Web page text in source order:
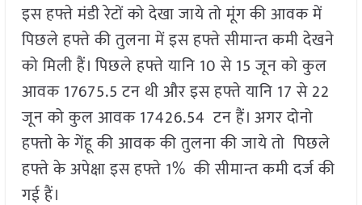
इस हफ्ते मंडी रेटों को देखा जाये तो मूंग की आवक में
पिछले हफ्ते की तुलना में इस हफ्ते सीमान्त कमी देखने
को मिली हैं। पिछले हफ्ते यानि 10 से 15 जून को कुल
आवक 17675.5 टन थी और इस हफ्ते यानि 17 से 22
जून को कुल आवक 17426.54 टन हैं। अगर दोनो
हफ्तो के गेंहू की आवक की तुलना की जाये तो पिछले
हफ्ते के अपेक्षा इस हफ्ते 1% की सीमान्त कमी दर्ज की
गई हैं।